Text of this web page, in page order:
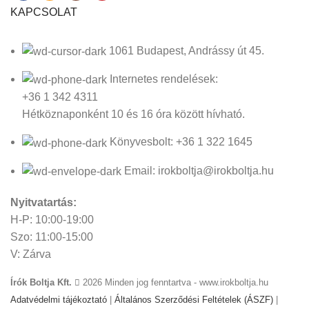
KAPCSOLAT
1061 Budapest, Andrássy út 45.
Internetes rendelések:
+36 1 342 4311
Hétköznaponként 10 és 16 óra között hívható.
Könyvesbolt: +36 1 322 1645
Email: irokboltja@irokboltja.hu
Nyitvatartás:
H-P: 10:00-19:00
Szo: 11:00-15:00
V: Zárva
Írók Boltja Kft.
2026 Minden jog fenntartva - www.irokboltja.hu
Adatvédelmi tájékoztató
Általános Szerződési Feltételek (ÁSZF)